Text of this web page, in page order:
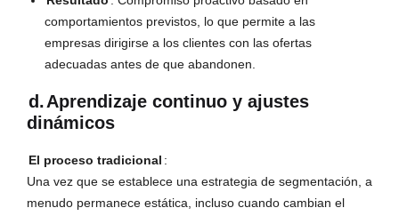
comportamientos previstos, lo que permite a las
empresas dirigirse a los clientes con las ofertas
adecuadas antes de que abandonen.
d.Aprendizaje continuo y ajustes
dinámicos
El proceso tradicional :
Una vez que se establece una estrategia de segmentación, a
menudo permanece estática, incluso cuando cambian el